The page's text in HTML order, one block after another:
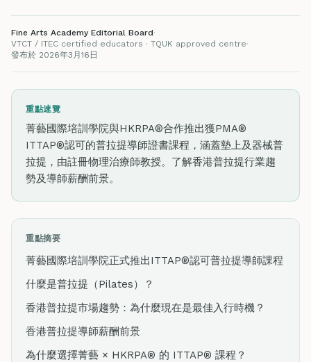
Fine Arts Academy Editorial Board·
VTCT / ITEC certified educators · TQUK approved centre·
發布於 2026年3月16日
重點速覽
菁藝國際培訓學院與HKRPA®合作推出獲PMA®
ITTAP®認可的普拉提導師證書課程，涵蓋墊上及器械普
拉提，由註冊物理治療師教授。了解香港普拉提行業趨
勢及導師薪酬前景。
重點摘要
菁藝國際培訓學院正式推出ITTAP®認可普拉提導師課程
什麼是普拉提（Pilates）？
香港普拉提市場趨勢：為什麼現在是最佳入行時機？
香港普拉提導師薪酬前景
為什麼選擇菁藝 × HKRPA® 的 ITTAP® 課程？